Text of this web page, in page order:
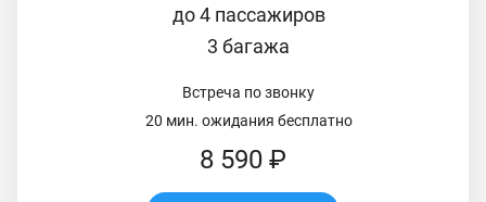
до 4 пассажиров
3 багажа
Встреча по звонку
20 мин. ожидания бесплатно
8 590 ₽